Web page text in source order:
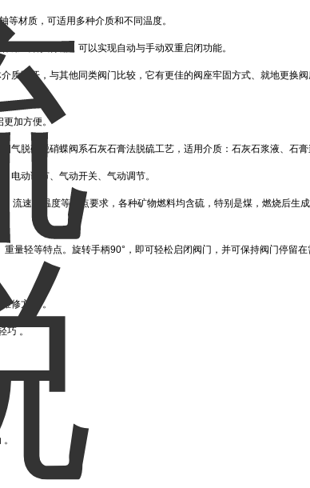
等材质，可适用多种介质和不同温度。
用气动执行器，可以实现自动与手动双重启闭功能。
质隔开，与其他同类阀门比较，它有更佳的阀座牢固方式、就地更换
更加方便。
气脱硫脱硝蝶阀系石灰石膏法脱硫工艺，适用介质：石灰石浆液、石膏
电动调节、气动开关、气动调节。
流速、温度等几点要求，各种矿物燃料均含硫，特别是煤，燃烧后生
量轻等特点。旋转手柄90°，即可轻松启闭阀门，并可保持阀门停留在
修方便 。
巧 。